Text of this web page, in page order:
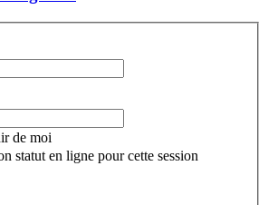
de moi
statut en ligne pour cette session